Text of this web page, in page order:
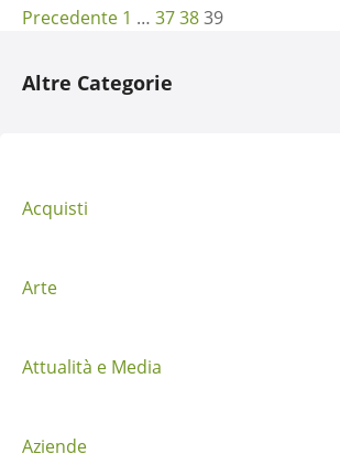
N
a
g
z
o
n
Precedente 1 … 373839
Altre Categorie
Acquisti
Arte
Attualità e Media
Aziende